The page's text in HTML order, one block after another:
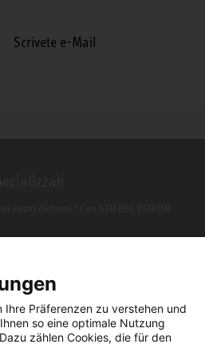
Scrivete e-Mail
Ihre Präferenzen zu verstehen und
so eine optimale Nutzung
zählen Cookies, die für den